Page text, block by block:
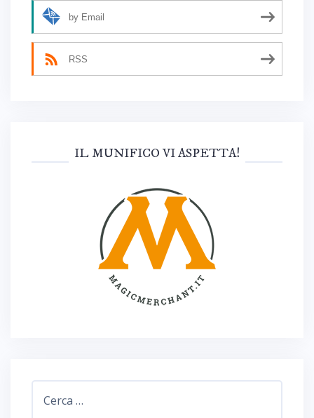
by Email
RSS
IL MUNIFICO VI ASPETTA!